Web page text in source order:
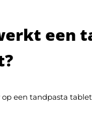
een
op een tandpasta